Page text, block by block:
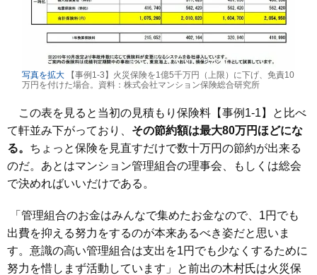
写真を拡大 【事例1-3】火災保険を1億5千万円（上限）に下げ、免責10
万円を付けた場合。資料：株式会社マンション保険総合研究所
この表を見ると当初の見積もり保険料【事例1-1】と比べ
て軒並み下がっており、 その節約額は最大80万円ほどにな
る。 ちょっと保険を見直すだけで数十万円の節約が出来る
のだ。あとはマンション管理組合の理事会、もしくは総会
で決めればいいだけである。
「管理組合のお金はみんなで集めたお金なので、1円でも
出費を抑える努力をするのが本来あるべき姿だと思いま
す。意識の高い管理組合は支出を1円でも少なくするために
努力を惜しまず活動しています」と前出の木村氏は火災保